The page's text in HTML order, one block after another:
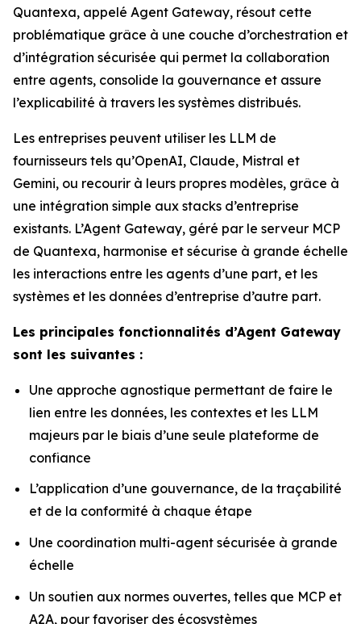
Quantexa, appelé Agent Gateway, résout cette
problématique grâce à une couche d’orchestration et
d’intégration sécurisée qui permet la collaboration
entre agents, consolide la gouvernance et assure
l’explicabilité à travers les systèmes distribués.
Les entreprises peuvent utiliser les LLM de
fournisseurs tels qu’OpenAI, Claude, Mistral et
Gemini, ou recourir à leurs propres modèles, grâce à
une intégration simple aux stacks d’entreprise
existants. L’Agent Gateway, géré par le serveur MCP
de Quantexa, harmonise et sécurise à grande échelle
les interactions entre les agents d’une part, et les
systèmes et les données d’entreprise d’autre part.
Les principales fonctionnalités d’Agent Gateway
sont les suivantes :
Une approche agnostique permettant de faire le
lien entre les données, les contextes et les LLM
majeurs par le biais d’une seule plateforme de
confiance
L’application d’une gouvernance, de la traçabilité
et de la conformité à chaque étape
Une coordination multi-agent sécurisée à grande
échelle
Un soutien aux normes ouvertes, telles que MCP et
A2A, pour favoriser des écosystèmes